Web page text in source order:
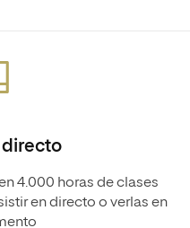
directo
4.000 horas de clases
en directo o verlas en